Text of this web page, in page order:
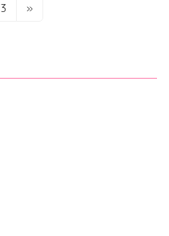
固
3 »